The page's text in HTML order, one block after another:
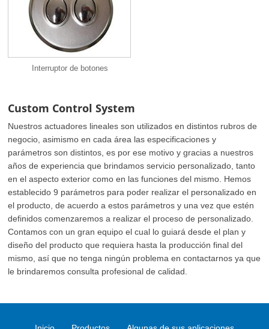
Interruptor de botones
Custom Control System
Nuestros actuadores lineales son utilizados en distintos rubros de
negocio, asimismo en cada área las especificaciones y
parámetros son distintos, es por ese motivo y gracias a nuestros
años de experiencia que brindamos servicio personalizado, tanto
en el aspecto exterior como en las funciones del mismo. Hemos
establecido 9 parámetros para poder realizar el personalizado en
el producto, de acuerdo a estos parámetros y una vez que estén
definidos comenzaremos a realizar el proceso de personalizado.
Contamos con un gran equipo el cual lo guiará desde el plan y
diseño del producto que requiera hasta la producción final del
mismo, así que no tenga ningún problema en contactarnos ya que
le brindaremos consulta profesional de calidad.